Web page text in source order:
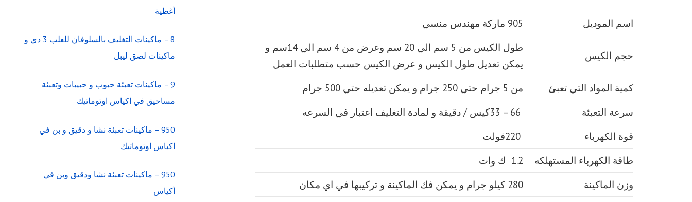
اسم الموديل 905 ماركة مهندس منسي
حجم الكيس
طول الكيس من 5 سم الي 20 سم وعرض من 4 سم الي 14سم و
يمكن تعديل طول الكيس و عرض الكيس حسب متطلبات العمل
كمية المواد التي تعبئ
من 5 جرام حتي 250 جرام و يمكن تعديله حتي 500 جرام
سرعة التعبئة
قوة الكهرباء
طاقة الكهرباء المستهلكه
1.2 ك وات
وزن الماكينة
280 كيلو جرام و يمكن فك الماكينة و تركيبها في اي مكان
أغطية
8 – ماكينات التغليف بالسلوفان للعلب 3 دي و
ماكينات لصق ليبل
9 – ماكينات تعبئة حبوب و حبيبات وتعبئة
مساحيق في اكياس اوتوماتيك
950 – ماكينات تعبئة نشا و دقيق و بن في
اكياس اوتوماتيك
950 – ماكينات تعبئة نشا ودقيق وبن في
أكياس